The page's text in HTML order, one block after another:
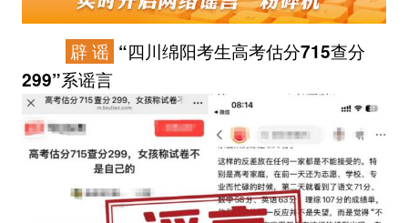
辟 谣 “四川绵阳考生高考估分715查分
299”系谣言